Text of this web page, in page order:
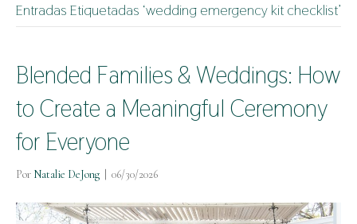
Entradas Etiquetadas ‘wedding emergency kit checklist’
Blended Families & Weddings: How
to Create a Meaningful Ceremony
for Everyone
Por Natalie DeJong 06/30/2026